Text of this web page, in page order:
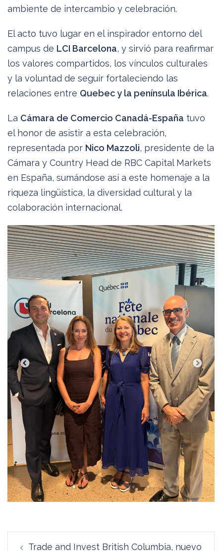
ambiente de intercambio y celebración.
El acto tuvo lugar en el inspirador entorno del
campus de LCI Barcelona, y sirvió para reafirmar
los valores compartidos, los vínculos culturales
y la voluntad de seguir fortaleciendo las
relaciones entre Quebec y la península Ibérica.
La Cámara de Comercio Canadá-España tuvo
el honor de asistir a esta celebración,
representada por Nico Mazzoli, presidente de la
Cámara y Country Head de RBC Capital Markets
en España, sumándose así a este homenaje a la
riqueza lingüística, la diversidad cultural y la
colaboración internacional.
Trade and Invest British Columbia, nuevo